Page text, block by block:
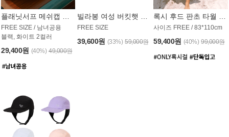
FREE SIZE / 남녀공용
블랙, 화이트 2컬러
29,400원 (40%) 49,000원
FREE SIZE
39,600원 (33%) 59,000원
사이즈 FREE / 83*110cm
59,400원 (40%) 99,000원